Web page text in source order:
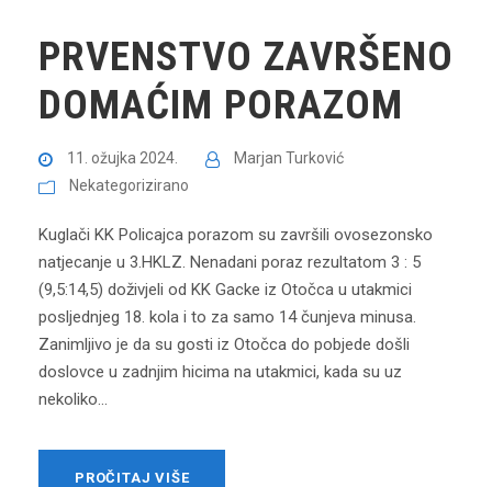
PRVENSTVO ZAVRŠENO
DOMAĆIM PORAZOM
11. ožujka 2024.
Marjan Turković
Nekategorizirano
Kuglači KK Policajca porazom su završili ovosezonsko
natjecanje u 3.HKLZ. Nenadani poraz rezultatom 3 : 5
(9,5:14,5) doživjeli od KK Gacke iz Otočca u utakmici
posljednjeg 18. kola i to za samo 14 čunjeva minusa.
Zanimljivo je da su gosti iz Otočca do pobjede došli
doslovce u zadnjim hicima na utakmici, kada su uz
nekoliko...
PROČITAJ VIŠE